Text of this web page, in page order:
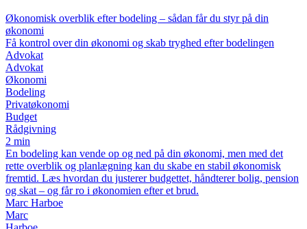
Økonomisk overblik efter bodeling – sådan får du styr på din
økonomi
Få kontrol over din økonomi og skab tryghed efter bodelingen
Advokat
Advokat
Økonomi
Bodeling
Privatøkonomi
Budget
Rådgivning
2 min
En bodeling kan vende op og ned på din økonomi, men med det
rette overblik og planlægning kan du skabe en stabil økonomisk
fremtid. Læs hvordan du justerer budgettet, håndterer bolig, pension
og skat – og får ro i økonomien efter et brud.
Marc Harboe
Marc